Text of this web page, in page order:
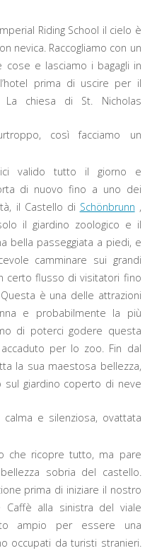
Riding School il cielo è
nevica. Raccogliamo con un
e lasciamo i bagagli in
prima di uscire per il
chiesa di St. Nicholas
così facciamo un
valido tutto il giorno e
di nuovo fino a uno dei
il Castello di Schönbrunn ,
il giardino zoologico e il
bella passeggiata a piedi, e
camminare sui grandi
certo flusso di visitatori fino
è una delle attrazioni
e probabilmente la più
di poterci godere questa
per lo zoo. Fin dal
la sua maestosa bellezza,
giardino coperto di neve
calma e silenziosa, ovattata
che ricopre tutto, ma pare
sobria del castello.
prima di iniziare il nostro
Caffè alla sinistra del viale
ampio per essere una
occupati da turisti stranieri.